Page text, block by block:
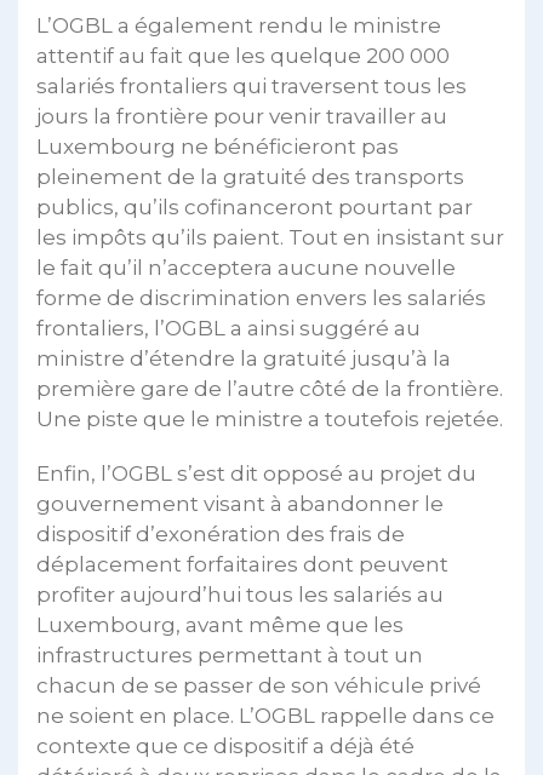
L’OGBL a également rendu le ministre
attentif au fait que les quelque 200 000
salariés frontaliers qui traversent tous les
jours la frontière pour venir travailler au
Luxembourg ne bénéficieront pas
pleinement de la gratuité des transports
publics, qu’ils cofinanceront pourtant par
les impôts qu’ils paient. Tout en insistant sur
le fait qu’il n’acceptera aucune nouvelle
forme de discrimination envers les salariés
frontaliers, l’OGBL a ainsi suggéré au
ministre d’étendre la gratuité jusqu’à la
première gare de l’autre côté de la frontière.
Une piste que le ministre a toutefois rejetée.
Enfin, l’OGBL s’est dit opposé au projet du
gouvernement visant à abandonner le
dispositif d’exonération des frais de
déplacement forfaitaires dont peuvent
profiter aujourd’hui tous les salariés au
Luxembourg, avant même que les
infrastructures permettant à tout un
chacun de se passer de son véhicule privé
ne soient en place. L’OGBL rappelle dans ce
contexte que ce dispositif a déjà été